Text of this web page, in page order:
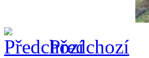
Předchozí